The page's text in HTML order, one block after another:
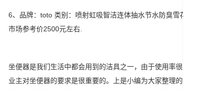
6、品牌：toto 类别：喷射虹吸智洁连体抽水节水防臭雪花釉马桶
市场参考价2500元左右.
坐便器是我们生活中都会用到的洁具之一，由于使用率很高，所以
业主对坐便器的要求是很重要的。上是小编为大家整理的如何挑选